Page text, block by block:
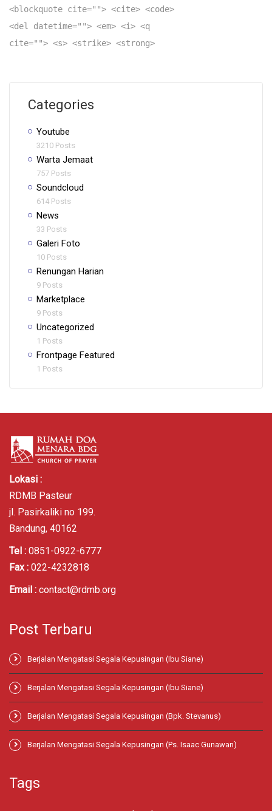
<blockquote cite=""> <cite> <code>
<del datetime=""> <em> <i> <q
cite=""> <s> <strike> <strong>
Categories
Youtube
3210 Posts
Warta Jemaat
757 Posts
Soundcloud
614 Posts
News
33 Posts
Galeri Foto
10 Posts
Renungan Harian
9 Posts
Marketplace
9 Posts
Uncategorized
1 Posts
Frontpage Featured
1 Posts
Lokasi :
RDMB Pasteur
jl. Pasirkaliki no 199.
Bandung, 40162
Tel : 0851-0922-6777
Fax : 022-4232818
Email : contact@rdmb.org
Post Terbaru
Berjalan Mengatasi Segala Kepusingan (Ibu Siane)
Berjalan Mengatasi Segala Kepusingan (Ibu Siane)
Berjalan Mengatasi Segala Kepusingan (Bpk. Stevanus)
Berjalan Mengatasi Segala Kepusingan (Ps. Isaac Gunawan)
Tags